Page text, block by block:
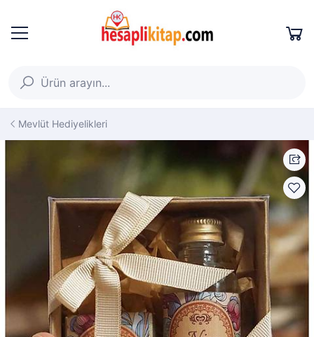
Mevlüt Hediyelikleri